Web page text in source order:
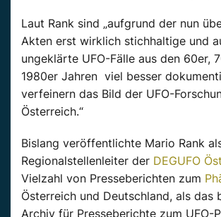
Laut Rank sind „aufgrund der nun
Akten erst wirklich stichhaltige und
ungeklärte UFO-Fälle aus den 60er,
1980er Jahren viel besser
verfeinern das Bild der UFO-
Österreich.“
Bislang veröffentlichte Mario Rank
Regionalstellenleiter der DEGUFO
Vielzahl von Presseberichten zum
Österreich und Deutschland, als das
Archiv für Presseberichte zum UFO-